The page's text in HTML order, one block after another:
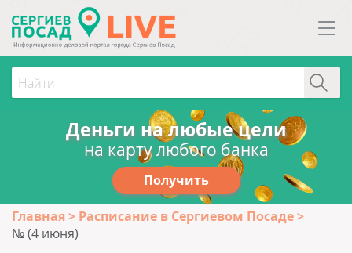
Деньги на любые цели
на карту любого банка
Получить
Главная
Расписание в Сергиевом Посаде
№ (4 июня)